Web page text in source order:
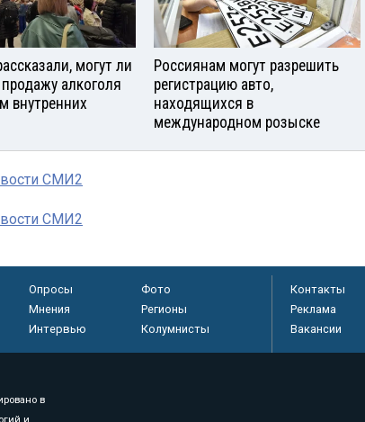
могут ли
алкоголя
внутренних
Россиянам могут разрешить
регистрацию авто,
находящихся в
международном розыске
СМИ2
СМИ2
Опросы
Фото
Мнения
Регионы
Интервью Колумнисты
Контакты
Реклама
Вакансии
в